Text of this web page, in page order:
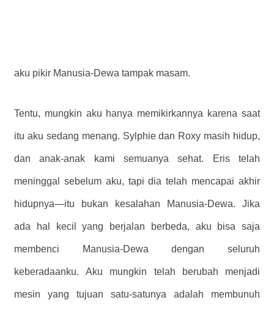
aku pikir Manusia-Dewa tampak masam.
Tentu, mungkin aku hanya memikirkannya karena saat
itu aku sedang menang. Sylphie dan Roxy masih hidup,
dan anak-anak kami semuanya sehat. Eris telah
meninggal sebelum aku, tapi dia telah mencapai akhir
hidupnya—itu bukan kesalahan Manusia-Dewa. Jika
ada hal kecil yang berjalan berbeda, aku bisa saja
membenci Manusia-Dewa dengan seluruh
keberadaanku. Aku mungkin telah berubah menjadi
mesin yang tujuan satu-satunya adalah membunuh